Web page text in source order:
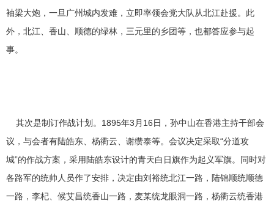
袖梁大炮，一旦广州城内发难，立即率领会党大队从北江赴援。此
外，北江、香山、顺德的绿林，三元里的乡团等，也都答应参与起
事。
其次是制订作战计划。1895年3月16日，孙中山在香港主持干部会
议，与会者有陆皓东、杨衢云、谢缵泰等。会议决定采取“分道攻
城”的作战方案，采用陆皓东设计的青天白日旗作为起义军旗。同时对
各路军的统帅人员作了安排，决定由刘裕统北江一路，陆锦顺统顺德
一路，李杞、候艾昌统香山一路，麦某统龙眼洞一路，杨衢云统香港